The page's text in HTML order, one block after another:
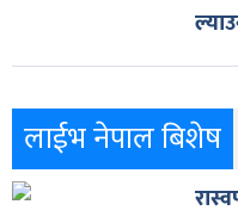
लाईभ नेपाल बिशेष